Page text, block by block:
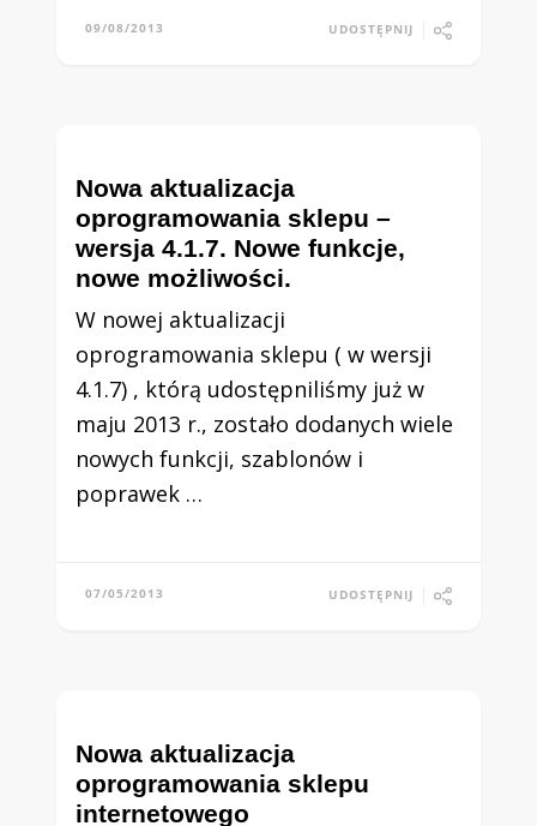
09/08/2013 UDOSTĘPNIJ
Nowa aktualizacja
oprogramowania sklepu –
wersja 4.1.7. Nowe funkcje,
nowe możliwości.
W nowej aktualizacji
oprogramowania sklepu ( w wersji
4.1.7) , którą udostępniliśmy już w
maju 2013 r., zostało dodanych wiele
nowych funkcji, szablonów i
poprawek …
07/05/2013 UDOSTĘPNIJ
Nowa aktualizacja
oprogramowania sklepu
internetowego